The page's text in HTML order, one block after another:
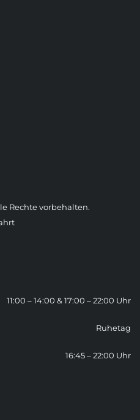
Rechte vorbehalten.
11:00 – 14:00 & 17:00 – 22:00 Uhr
Ruhetag
16:45 – 22:00 Uhr